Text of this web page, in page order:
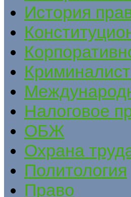
История
Налоговое
ОБЖ
Охрана
Политология
Право